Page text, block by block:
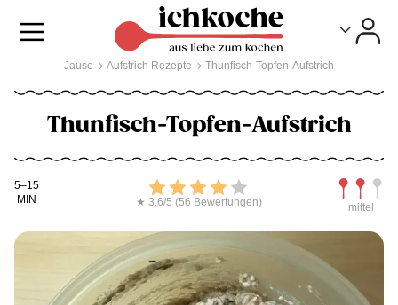
Jause Aufstrich Rezepte Thunfisch-Topfen-Aufstrich
Thunfisch-Topfen-Aufstrich
Kochdauer
5–15
MIN
Bewerten
★ 3,6/5 (56 Bewertungen) mittel